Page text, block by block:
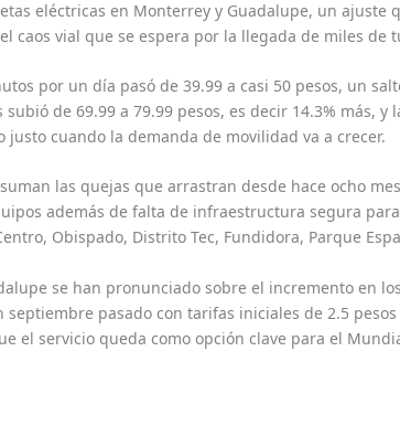
eléctricas en Monterrey y Guadalupe, un ajuste
caos vial que se espera por la llegada de miles de
por un día pasó de 39.99 a casi 50 pesos, un
de 69.99 a 79.99 pesos, es decir 14.3% más,
cuando la demanda de movilidad va a crecer.
las quejas que arrastran desde hace ocho
además de falta de infraestructura segura
Obispado, Distrito Tec, Fundidora, Parque
se han pronunciado sobre el incremento en
septiembre pasado con tarifas iniciales de 2.5
el servicio queda como opción clave para el